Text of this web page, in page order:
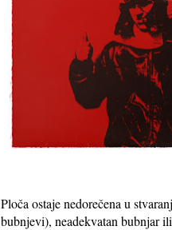
Ploča ostaje nedorečena u
bubnjevi), neadekvatan bubnjar